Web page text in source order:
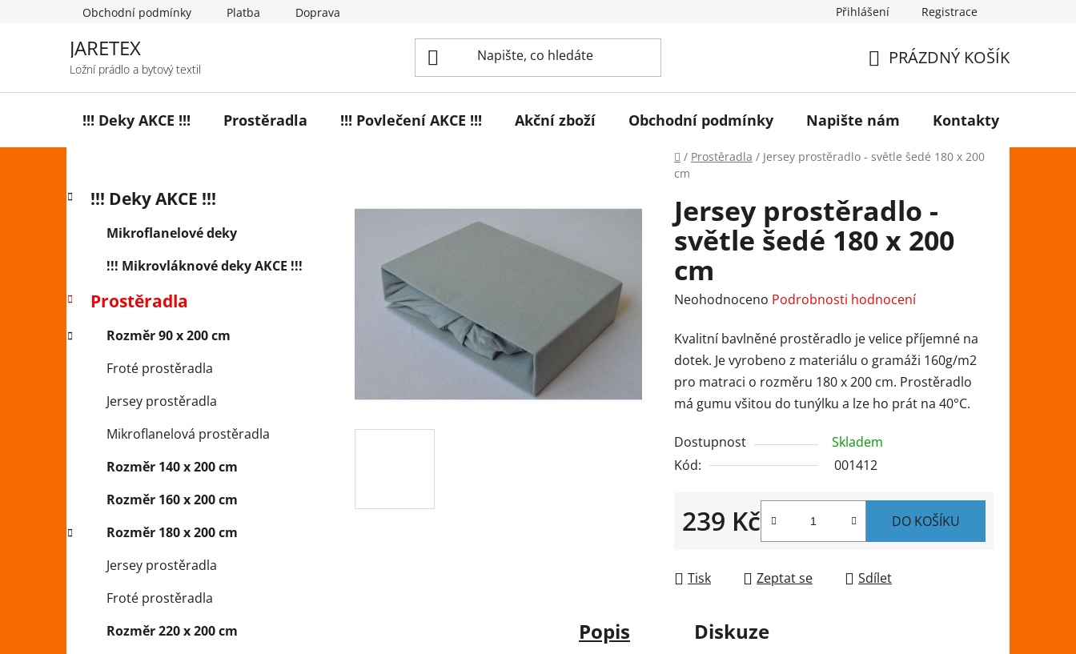
Obchodní podmínky Platba Doprava Přihlášení Registrace
JARETEX
Ložní prádlo a bytový textil
KOŠÍK
PRÁZDNÝ KOŠÍK
!!! Deky AKCE !!! Prostěradla !!! Povlečení AKCE !!! Akční zboží Obchodní podmínky Napište nám Kontakty
Domů
/ Prostěradla / Jersey prostěradlo - světle šedé 180 x 200
cm
P
a
n
kategorie
K
a
r
e
!!! Deky AKCE !!!
Mikroflanelové deky
!!! Mikrovláknové deky AKCE !!!
Prostěradla
Rozměr 90 x 200 cm
Froté prostěradla
Jersey prostěradla
Mikroflanelová prostěradla
Rozměr 140 x 200 cm
Rozměr 160 x 200 cm
Rozměr 180 x 200 cm
Jersey prostěradla
Froté prostěradla
Rozměr 220 x 200 cm
Jersey prostěradlo -
světle šedé 180 x 200
cm
Průměrné
produktu
je
0,0
z
hvězdiček.
Neohodnoceno Podrobnosti hodnocení
Kvalitní bavlněné prostěradlo je velice příjemné na
dotek. Je vyrobeno z materiálu o gramáži 160g/m2
pro matraci o rozměru 180 x 200 cm. Prostěradlo
má gumu všitou do tunýlku a lze ho prát na 40°C.
Dostupnost
Skladem
Kód:
001412
239 Kč DO KOŠÍKU
Tisk Zeptat se Sdílet
Popis Diskuze